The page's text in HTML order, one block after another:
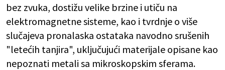
bez zvuka, dostižu velike brzine i utiču na
elektromagnetne sisteme, kao i tvrdnje o više
slučajeva pronalaska ostataka navodno srušenih
"letećih tanjira", uključujući materijale opisane kao
nepoznati metali sa mikroskopskim sferama.